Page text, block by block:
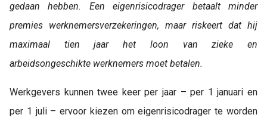
gedaan hebben. Een eigenrisicodrager betaalt minder
premies werknemersverzekeringen, maar riskeert dat hij
maximaal tien jaar het loon van zieke en
arbeidsongeschikte werknemers moet betalen.
Werkgevers kunnen twee keer per jaar – per 1 januari en
per 1 juli – ervoor kiezen om eigenrisicodrager te worden